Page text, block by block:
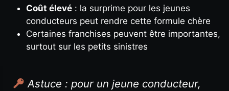
Coût élevé : la surprime pour les jeunes
conducteurs peut rendre cette formule chère
Certaines franchises peuvent être importantes,
surtout sur les petits sinistres
Astuce : pour un jeune conducteur,